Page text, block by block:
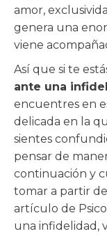
amor,
genera una
viene
Así que si te
ante una
encuentres en
delicada en la
sientes
pensar de
continuación y
tomar a partir
artículo de
una infidelidad,